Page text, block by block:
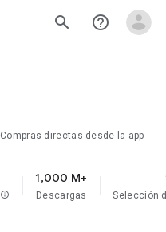
search help_outline
Compras directas desde la app
info
1,000 M+
Descargas Selección